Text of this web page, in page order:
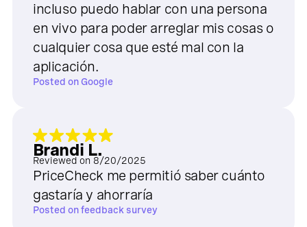
incluso puedo hablar con una persona
en vivo para poder arreglar mis cosas o
cualquier cosa que esté mal con la
aplicación.
Posted on Google
Brandi L.
Reviewed on 8/20/2025
PriceCheck me permitió saber cuánto
gastaría y ahorraría
Posted onfeedback survey